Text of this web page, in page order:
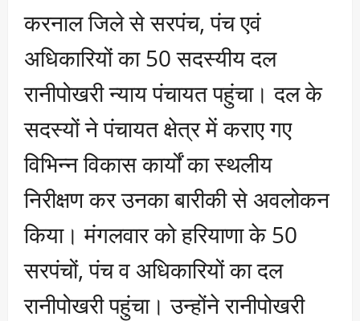
करनाल जिले से सरपंच, पंच एवं
अधिकारियों का 50 सदस्यीय दल
रानीपोखरी न्याय पंचायत पहुंचा। दल के
सदस्यों ने पंचायत क्षेत्र में कराए गए
विभिन्न विकास कार्यों का स्थलीय
निरीक्षण कर उनका बारीकी से अवलोकन
किया। मंगलवार को हरियाणा के 50
सरपंचों, पंच व अधिकारियों का दल
रानीपोखरी पहुंचा। उन्होंने रानीपोखरी